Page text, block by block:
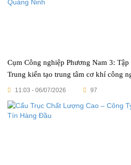
Cụm Công nghiệp Phương Nam 3:
Trung kiến tạo trung tâm cơ khí công
Ninh11:03 - 06/07/2026 97